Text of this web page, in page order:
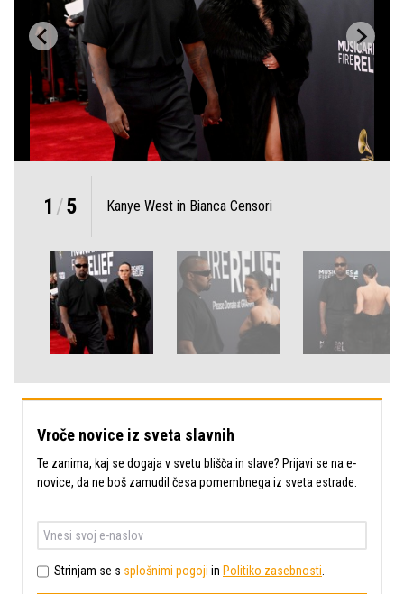
1 /5 Kanye West in Bianca Censori
Vroče novice iz sveta slavnih
Te zanima, kaj se dogaja v svetu blišča in slave? Prijavi se na e-
novice, da ne boš zamudil česa pomembnega iz sveta estrade.
Strinjam se s splošnimi pogoji in Politiko zasebnosti.